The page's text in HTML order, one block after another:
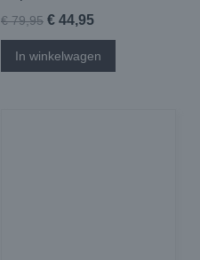
€ 79,95 € 44,95
In winkelwagen